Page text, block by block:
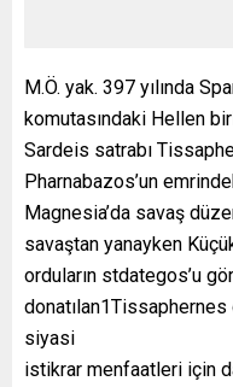
M.Ö. yak. 397 yılında
komutasındaki Hellen
Sardeis satrabı
Pharnabazos’un
Magnesia’da savaş
savaştan yanayken
orduların stdategos’u
siyasi
istikrar menfaatleri için